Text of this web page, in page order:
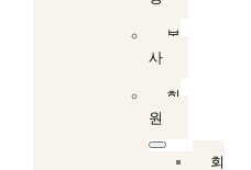
봉
사
회
원
회